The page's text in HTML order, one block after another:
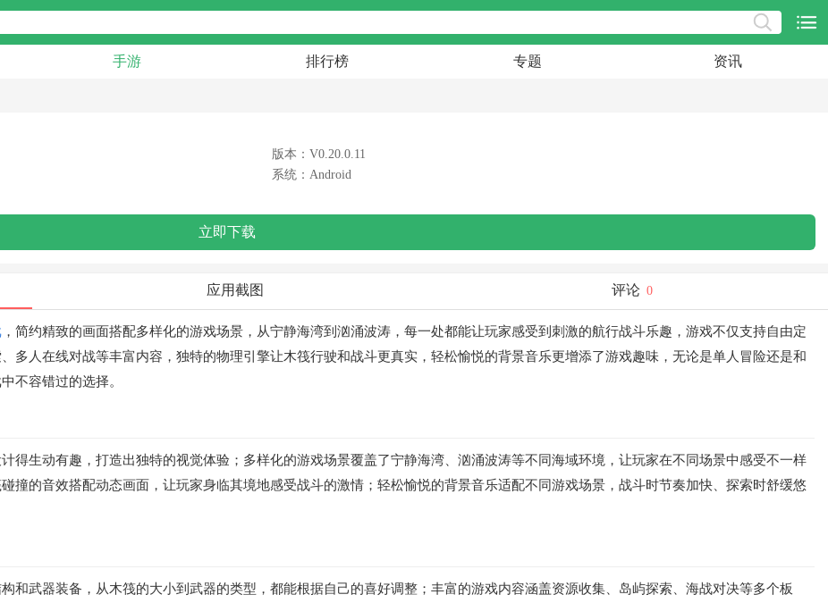
手游 排行榜 专题 资讯
版本：V0.20.0.11
系统：Android
立即下载
应用截图 评论 0
，简约精致的画面搭配多样化的游戏场景，从宁静海湾到汹涌波涛，每一处都能让玩家感受到刺激的航行战斗乐趣，游戏不仅支持自由定
多人在线对战等丰富内容，独特的物理引擎让木筏行驶和战斗更真实，轻松愉悦的背景音乐更增添了游戏趣味，无论是单人冒险还是和
不容错过的选择。
得生动有趣，打造出独特的视觉体验；多样化的游戏场景覆盖了宁静海湾、汹涌波涛等不同海域环境，让玩家在不同场景中感受不一样
撞的音效搭配动态画面，让玩家身临其境地感受战斗的激情；轻松愉悦的背景音乐适配不同游戏场景，战斗时节奏加快、探索时舒缓悠
和武器装备，从木筏的大小到武器的类型，都能根据自己的喜好调整；丰富的游戏内容涵盖资源收集、岛屿探索、海战对决等多个板